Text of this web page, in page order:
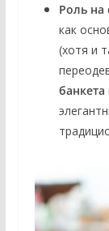
Роль на
как
(хотя и
банкета